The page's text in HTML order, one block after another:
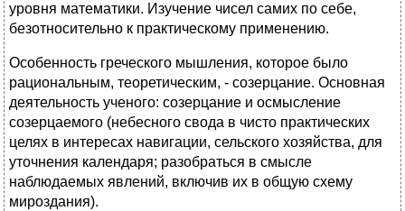
уровня математики. Изучение чисел самих по себе,
безотносительно к практическому применению.
Особенность греческого мышления, которое было
рациональным, теоретическим, - созерцание. Основная
деятельность ученого: созерцание и осмысление
созерцаемого (небесного свода в чисто практических
целях в интересах навигации, сельского хозяйства, для
уточнения календаря; разобраться в смысле
наблюдаемых явлений, включив их в общую схему
мироздания).